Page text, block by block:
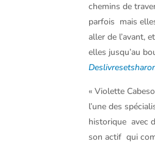
chemins de
parfois  mais
aller de l’avant,
elles jusqu’au
« Violette
l’une des
historique avec
son actif qui